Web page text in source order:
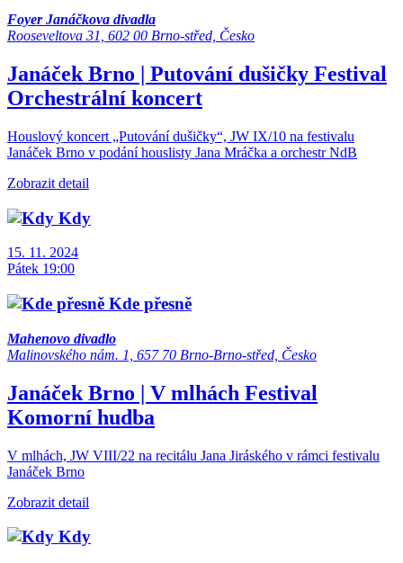
Foyer Janáčkova divadla
Rooseveltova 31, 602 00 Brno-střed, Česko
Janáček Brno | Putování dušičky Festival
Orchestrální koncert
Houslový koncert „Putování dušičky“, JW IX/10 na festivalu
Janáček Brno v podání houslisty Jana Mráčka a orchestr NdB
Zobrazit detail
Kdy
15. 11. 2024
Pátek 19:00
Kde přesně
Mahenovo divadlo
Malinovského nám. 1, 657 70 Brno-Brno-střed, Česko
Janáček Brno | V mlhách Festival
Komorní hudba
V mlhách, JW VIII/22 na recitálu Jana Jiráského v rámci festivalu
Janáček Brno
Zobrazit detail
Kdy